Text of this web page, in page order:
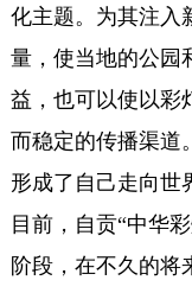
化主题。为其注入
量，使当地的公园
益，也可以使以彩
而稳定的传播渠道
形成了自己走向世
目前，自贡“中华
阶段，在不久的将